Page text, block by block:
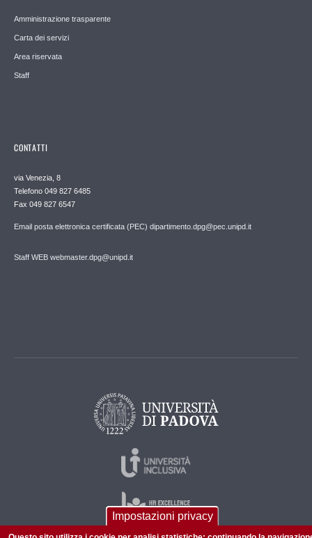
Amministrazione trasparente
Carta dei servizi
Area riservata
Staff
CONTATTI
via Venezia, 8
Telefono 049 827 6485
Fax 049 827 6547
Email posta elettronica certificata (PEC) dipartimento.dpg@pec.unipd.it
Staff WEB webmaster.dpg@unipd.it
Impostazioni privacy